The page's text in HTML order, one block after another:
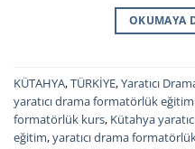
OKUMAYA
KÜTAHYA,TÜRKİYE,Yaratıcı
yaratıcı drama formatörlük
formatörlük kurs, Kütahya
eğitim,yaratıcı drama